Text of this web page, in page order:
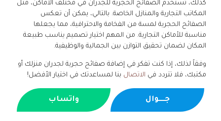
كذلك، تستخدم الصفائح الحجرية للجدران في مختلف الأماكن، مثل
المكاتب التجارية والمنازل الخاصة. بالتالي، يمكن أن تعكس
الصفائح الحجرية لمسة من الفخامة والاحترافية، مما يجعلها
مناسبة للأماكن التجارية. من المهم اختيار تصميم يناسب طبيعة
المكان لضمان تحقيق التوازن بين الجمالية والوظيفية.
وفقاً لذلك، إذا كنت تفكر في إضافة صفائح حجرية لجدران منزلك أو
مكتبك، فلا تتردد في الاتصال بنا لمساعدتك في اختيار الأفضل!
جــــوال واتساب